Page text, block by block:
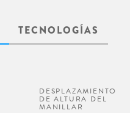
TECNOLOGÍAS
DESPLAZAMIENTO
DE ALTURA DEL
MANILLAR